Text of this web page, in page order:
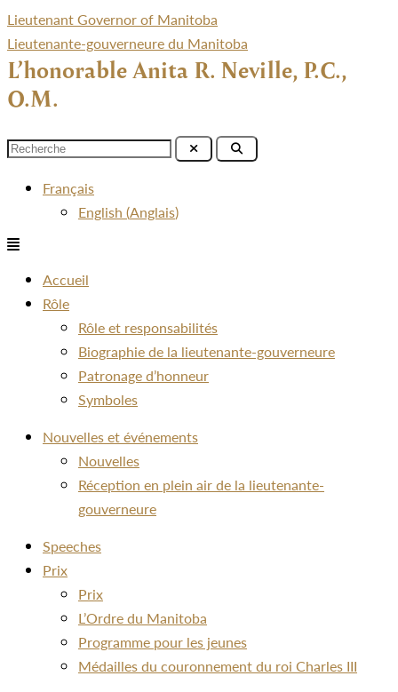
Lieutenant Governor of Manitoba
Lieutenante-gouverneure du Manitoba
L’honorable Anita R. Neville, P.C.,
O.M.
Menu
Français
English (Anglais)
Menu
Accueil
Rôle
Rôle et responsabilités
Biographie de la lieutenante-gouverneure
Patronage d’honneur
Symboles
Nouvelles et événements
Nouvelles
Réception en plein air de la lieutenante-
gouverneure
Speeches
Prix
Prix
L’Ordre du Manitoba
Programme pour les jeunes
Médailles du couronnement du roi Charles III